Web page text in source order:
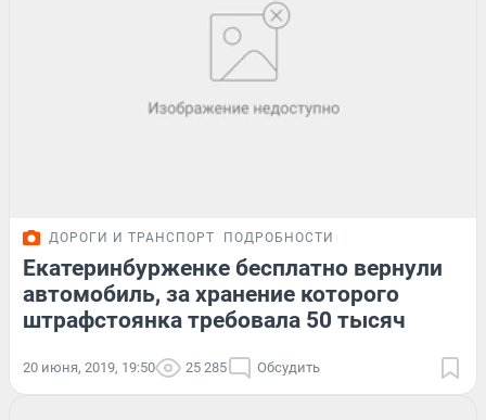
ДОРОГИ И ТРАНСПОРТ ПОДРОБНОСТИ
Екатеринбурженке бесплатно вернули
автомобиль, за хранение которого
штрафстоянка требовала 50 тысяч
20 июня, 2019, 19:50 25 285 Обсудить